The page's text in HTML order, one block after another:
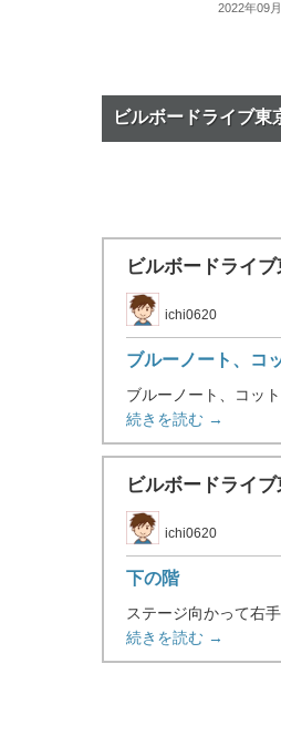
2022年09
ビルボードライブ東
ビルボードライ
ichi0620
ブルーノート、コ
ブルーノート、コッ
続きを読む →
ビルボードライ
ichi0620
下の階
ステージ向かって右
続きを読む →